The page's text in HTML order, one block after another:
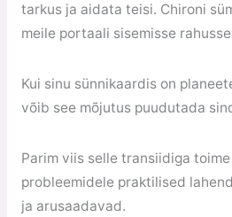
tarkus ja aidata teisi. Chironi
meile portaali sisemisse
Kui sinu sünnikaardis on
võib see mõjutus puudutada
Parim viis selle transiidiga
probleemidele praktilised
ja arusaadavad.